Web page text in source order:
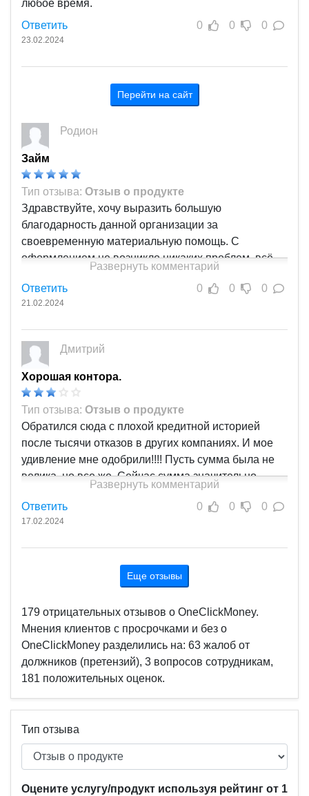
любое время.
Ответить
0 0 0
23.02.2024
Перейти на сайт
Родион
Займ
Тип отзыва: Отзыв о продукте
Здравствуйте, хочу выразить большую
благодарность данной организации за
своевременную материальную помощь. С
оформлением не возникло никаких проблем, всё
сделано быстро и качественно. Рекомендую !
Развернуть комментарий
Ответить
0 0 0
21.02.2024
Дмитрий
Хорошая контора.
Тип отзыва: Отзыв о продукте
Обратился сюда с плохой кредитной историей
после тысячи отказов в других компаниях. И мое
удивление мне одобрили!!!! Пусть сумма была не
велика, но все же. Сейчас сумма значительно
выросла и мне начали одобрять кредиты в других
компаниях. Спасибо Вам что изменили мою
кредитную историю. Рейтинг одобрения вырос.
Развернуть комментарий
Ответить
0 0 0
17.02.2024
Еще отзывы
179 отрицательных отзывов о OneClickMoney.
Мнения клиентов с просрочками и без о
OneClickMoney разделились на: 63 жалоб от
должников (претензий), 3 вопросов сотрудникам,
181 положительных оценок.
Тип отзыва
Оцените услугу/продукт используя рейтинг от 1